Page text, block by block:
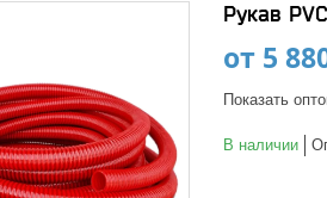
Рукав
от 5
Показать
В наличии